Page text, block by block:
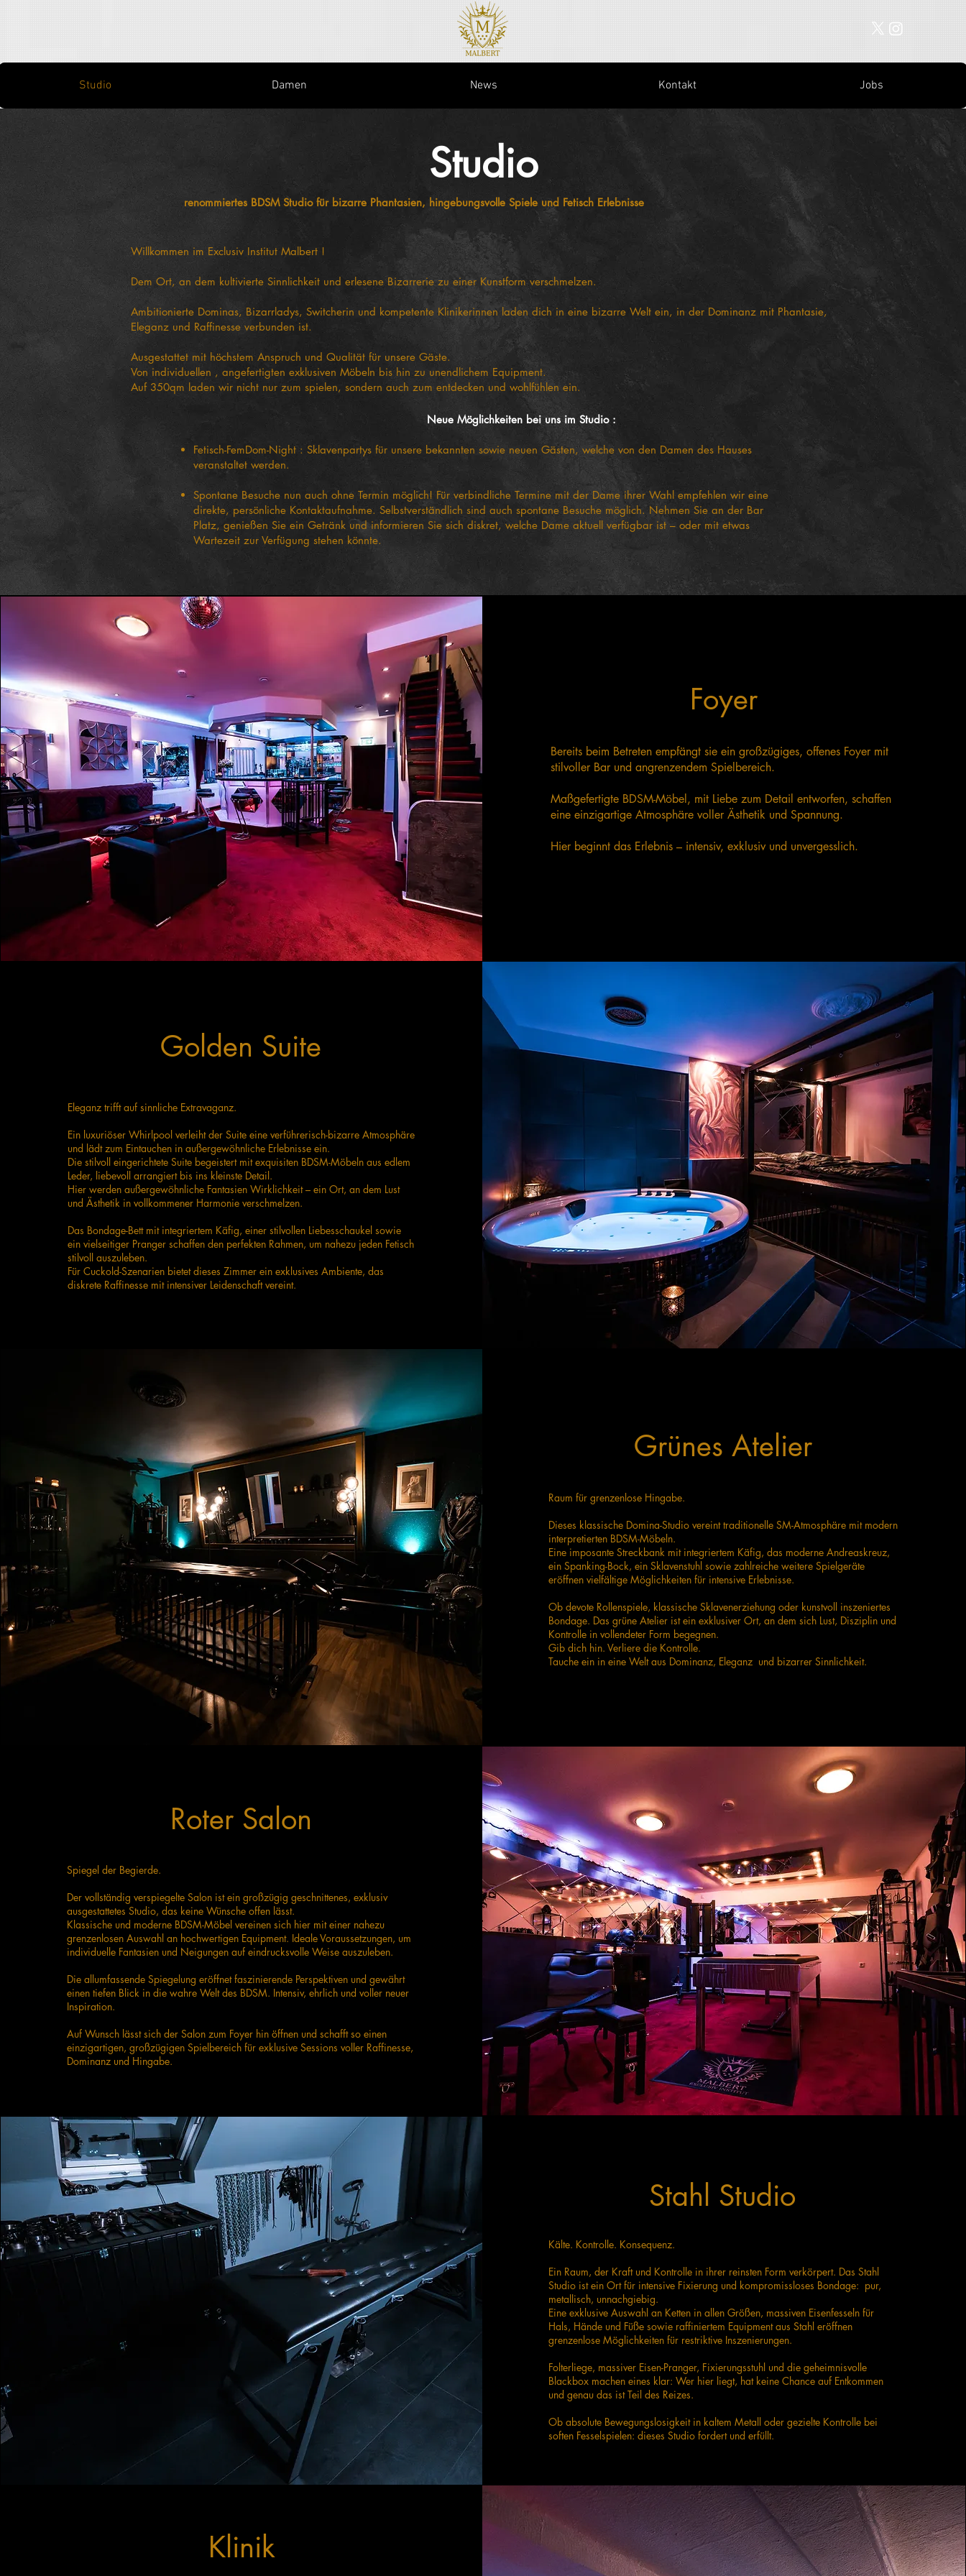
Studio Damen News Kontakt Jobs
Studio
Willkommen im Exclusiv Institut Malbert !
Dem Ort, an dem kultivierte Sinnlichkeit und erlesene Bizarrerie zu einer Kunstform verschmelzen.
Ambitionierte Dominas, Bizarrladys, Switcherin und kompetente Klinikerinnen laden dich in eine bizarre Welt ein, in der Dominanz mit Phantasie,
Eleganz und Raffinesse verbunden ist.
Ausgestattet mit höchstem Anspruch und Qualität für unsere Gäste.
Von individuellen , angefertigten exklusiven Möbeln bis hin zu unendlichem Equipment.
Auf 350qm laden wir nicht nur zum spielen, sondern auch zum entdecken und wohlfühlen ein.
renommiertes BDSM Studio für bizarre Phantasien, hingebungsvolle Spiele und Fetisch Erlebnisse
Neue Möglichkeiten bei uns im Studio :
Fetisch-FemDom-Night : Sklavenpartys für unsere bekannten sowie neuen Gästen, welche von den Damen des Hauses
veranstaltet werden.
Spontane Besuche nun auch ohne Termin möglich! Für verbindliche Termine mit der Dame ihrer Wahl empfehlen wir eine
direkte, persönliche Kontaktaufnahme. Selbstverständlich sind auch spontane Besuche möglich. Nehmen Sie an der Bar
Platz, genießen Sie ein Getränk und informieren Sie sich diskret, welche Dame aktuell verfügbar ist – oder mit etwas
Wartezeit zur Verfügung stehen könnte.
Foyer
Bereits beim Betreten empfängt sie ein großzügiges, offenes Foyer mit
stilvoller Bar und angrenzendem Spielbereich.
Maßgefertigte BDSM-Möbel, mit Liebe zum Detail entworfen, schaffen
eine einzigartige Atmosphäre voller Ästhetik und Spannung.
Hier beginnt das Erlebnis – intensiv, exklusiv und unvergesslich.
Golden Suite
Eleganz trifft auf sinnliche Extravaganz.
Ein luxuriöser Whirlpool verleiht der Suite eine verführerisch-bizarre Atmosphäre
und lädt zum Eintauchen in außergewöhnliche Erlebnisse ein.
Die stilvoll eingerichtete Suite begeistert mit exquisiten BDSM-Möbeln aus edlem
Leder, liebevoll arrangiert bis ins kleinste Detail.
Hier werden außergewöhnliche Fantasien Wirklichkeit – ein Ort, an dem Lust
und Ästhetik in vollkommener Harmonie verschmelzen.
Das Bondage-Bett mit integriertem Käfig, einer stilvollen Liebesschaukel sowie
ein vielseitiger Pranger schaffen den perfekten Rahmen, um nahezu jeden Fetisch
stilvoll auszuleben.
Für Cuckold-Szenarien bietet dieses Zimmer ein exklusives Ambiente, das
diskrete Raffinesse mit intensiver Leidenschaft vereint.
Grünes Atelier
Raum für grenzenlose Hingabe.
Dieses klassische Domina-Studio vereint traditionelle SM-Atmosphäre mit modern
interpretierten BDSM-Möbeln.
Eine imposante Streckbank mit integriertem Käfig, das moderne Andreaskreuz,
ein Spanking-Bock, ein Sklavenstuhl sowie zahlreiche weitere Spielgeräte
eröffnen vielfältige Möglichkeiten für intensive Erlebnisse.
Ob devote Rollenspiele, klassische Sklavenerziehung oder kunstvoll inszeniertes
Bondage. Das grüne Atelier ist ein exklusiver Ort, an dem sich Lust, Disziplin und
Kontrolle in vollendeter Form begegnen.
Gib dich hin. Verliere die Kontrolle.
Tauche ein in eine Welt aus Dominanz, Eleganz und bizarrer Sinnlichkeit.
Roter Salon
Spiegel der Begierde.
Der vollständig verspiegelte Salon ist ein großzügig geschnittenes, exklusiv
ausgestattetes Studio, das keine Wünsche offen lässt.
Klassische und moderne BDSM-Möbel vereinen sich hier mit einer nahezu
grenzenlosen Auswahl an hochwertigen Equipment. Ideale Voraussetzungen, um
individuelle Fantasien und Neigungen auf eindrucksvolle Weise auszuleben.
Die allumfassende Spiegelung eröffnet faszinierende Perspektiven und gewährt
einen tiefen Blick in die wahre Welt des BDSM. Intensiv, ehrlich und voller neuer
Inspiration.
Auf Wunsch lässt sich der Salon zum Foyer hin öffnen und schafft so einen
einzigartigen, großzügigen Spielbereich für exklusive Sessions voller Raffinesse,
Dominanz und Hingabe.
Stahl Studio
Kälte. Kontrolle. Konsequenz.
Ein Raum, der Kraft und Kontrolle in ihrer reinsten Form verkörpert. Das Stahl
Studio ist ein Ort für intensive Fixierung und kompromissloses Bondage: pur,
metallisch, unnachgiebig.
Eine exklusive Auswahl an Ketten in allen Größen, massiven Eisenfesseln für
Hals, Hände und Füße sowie raffiniertem Equipment aus Stahl eröffnen
grenzenlose Möglichkeiten für restriktive Inszenierungen.
Folterliege, massiver Eisen-Pranger, Fixierungsstuhl und die geheimnisvolle
Blackbox machen eines klar: Wer hier liegt, hat keine Chance auf Entkommen
und genau das ist Teil des Reizes.
Ob absolute Bewegungslosigkeit in kaltem Metall oder gezielte Kontrolle bei
soften Fesselspielen: dieses Studio fordert und erfüllt.
Klinik